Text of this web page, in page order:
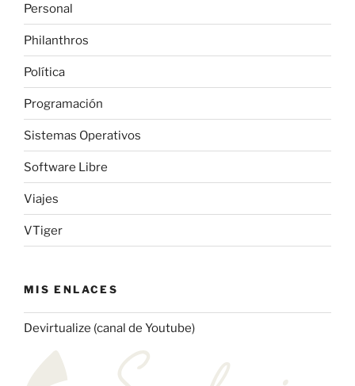
Personal
Philanthros
Política
Programación
Sistemas Operativos
Software Libre
Viajes
VTiger
MIS ENLACES
Devirtualize (canal de Youtube)